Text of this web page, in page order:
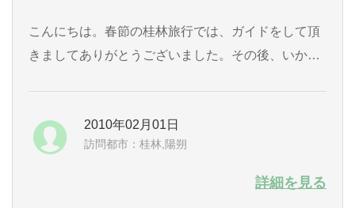
こんにちは。春節の桂林旅行では、ガイドをして頂
きましてありがとうございました。その後、いかが
がやがやしていますが、桂林でゆったり、のんびり
出来て、本当に良かったです。 ドライバーさんも
中々面白い方で、楽しかったです。主人が言ってい
2010年02月01日
訪問都市：桂林,陽朔
詳細を見る